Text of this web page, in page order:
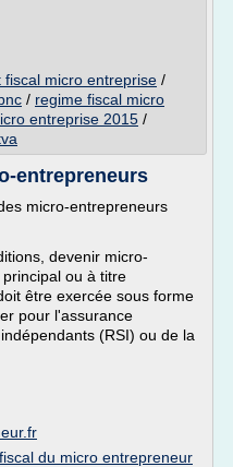
fiscal micro entreprise /
/ regime fiscal micro
entreprise 2015 /
entrepreneurs
micro-entrepreneurs
devenir micro-
ou à titre
être exercée sous forme
pour l'assurance
(RSI) ou de la
du micro entrepreneur